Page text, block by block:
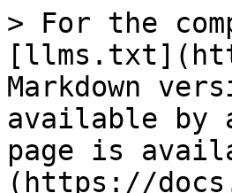
> For the
Markdown
available by
page is
(https://